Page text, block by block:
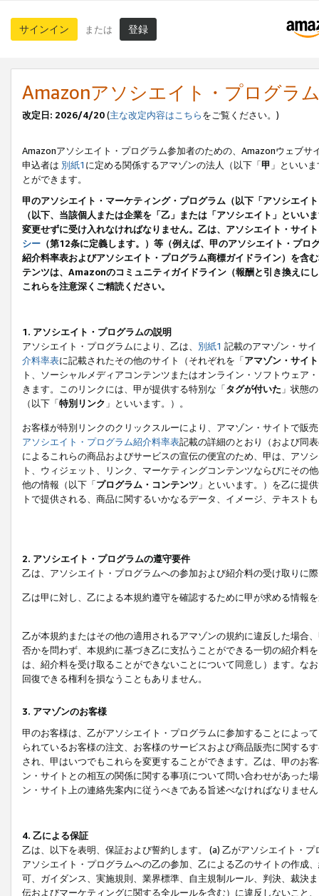
サインイン または 登録
Amazonアソシエイト・プログラ
改定日: 2026/4/20(主な改定内容はこちらをご覧ください。)
Amazonアソシエイト・プログラム参加者のための、Amazonウェブサ
申込者は 別紙1 に定める関係するアマゾンの法人（以下「甲 」といい
とができます。
甲のアソシエイト・マーケティング・プログラム（以下「アソシエイ
（以下、当該個人または企業を「乙」または「アソシエイト」とい
変更せずに受け入れなければなりません。乙は、アソシエイト・サイ
シー （第12条に定義します。）等（例えば、甲のアソシエイト・プ
紹介料率表およびアソシエイト・プログラム商標ガイドライン）を
テンツは、Amazonのコミュニティガイドライン（報酬と引き換えに
これらを注意深くご精読ください。
1. アソシエイト・プログラムの説明
アソシエイト・プログラムにより、乙は、 別紙1 記載のアマゾン・サ
介料率表に記載されたその他のサイト（それぞれを「アマゾン・サイト
ト、ソーシャルメディアコンテンツまたはオンライン・ソフトウェア
きます。このリンクには、甲が提供する特別な「タグが付いた 」状態
（以下「特別リンク 」といいます。）。
お客様が特別リンクのクリックスルーにより、アマゾン・サイトで販
アソシエイト・プログラム紹介料率表記載の詳細のとおり（および同
によるこれらの商品およびサービスの宣伝の便宜のため、甲は、アソ
ト、ウィジェット、リンク、マーケティングコンテンツならびにその
他の情報（以下「プログラム・コンテンツ 」といいます。）を乙に提
トで提供される、商品に関するいかなるデータ、イメージ、テキス
2. アソシエイト・プログラムの遵守要件
乙は、アソシエイト・プログラムへの参加および紹介料の受け取りに
乙は甲に対し、乙による本規約遵守を確認するために甲が求める情報
乙が本規約またはその他の適用されるアマゾンの規約に違反した場合
否かを問わず、本規約に基づき乙に支払うことができる一切の紹介料
は、紹介料を受け取ることができないことについて同意し）ます。な
回復できる権利を損なうこともありません。
3. アマゾンのお客様
甲のお客様は、乙がアソシエイト・プログラムに参加することによっ
られているお客様の注文、お客様のサービスおよび商品販売に関する
され、甲はいつでもこれらを変更することができます。乙は、甲のお
ン・サイトとの相互の関係に関する事項について問い合わせがあった
ン・サイト上の連絡先案内に従うべきである旨述べなければなりませ
4. 乙による保証
乙は、以下を表明、保証および誓約します。 (a) 乙がアソシエイト・
アソシエイト・プログラムへの乙の参加、乙による乙のサイトの作成
可、ガイダンス、実施規則、業界標準、自主規制ルール、判決、裁決
伝およびマーケティングに関する全ルールを含む）に違反しないこと